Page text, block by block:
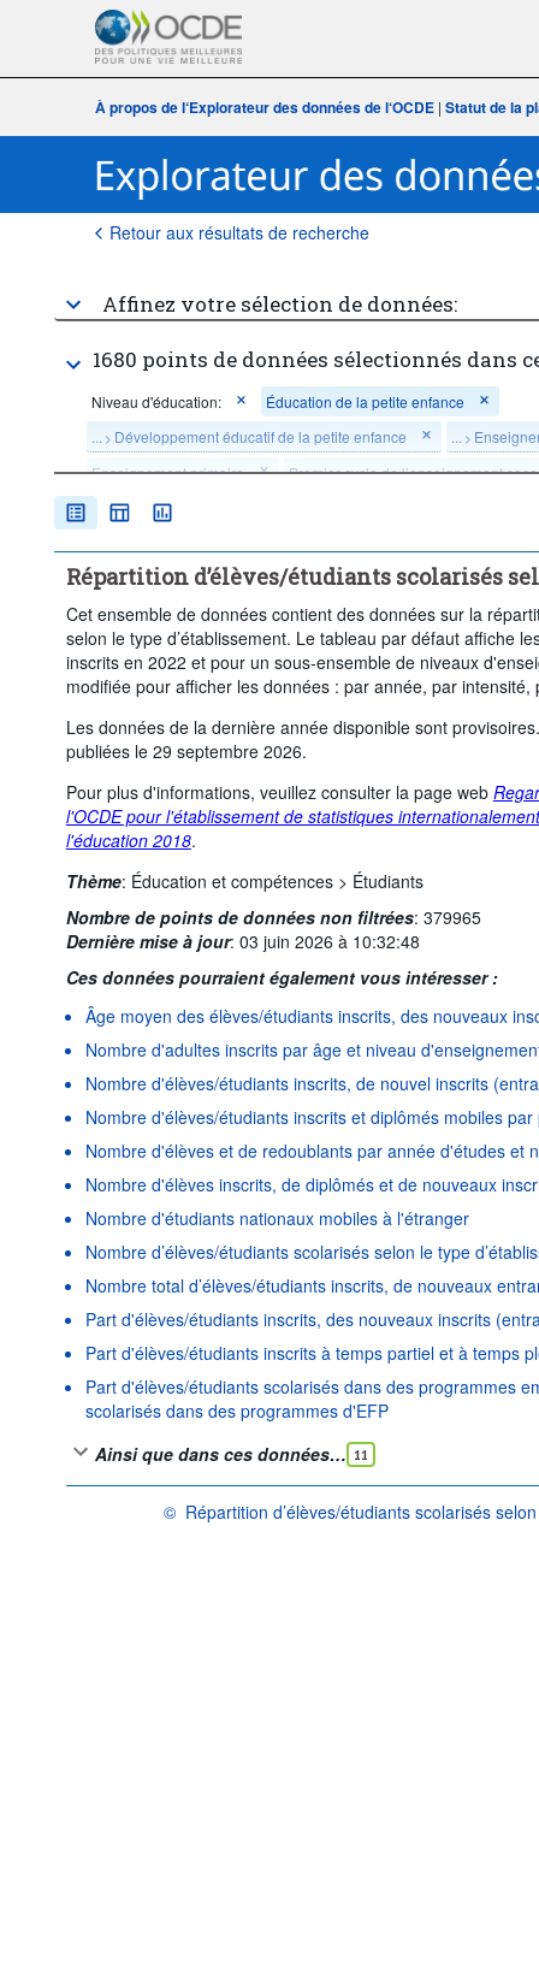
À propos de l‘Explorateur des données de l‘OCDE | Statut de la
Retour aux résultats de recherche
Affinez votre sélection de données:
1680 points de données sélectionnés dans
Niveau d'éducation:
Éducation de la petite enfance
... > Développement éducatif de la petite enfance ... >
Enseignement primaire
Premier cycle de l’enseignement
Deuxième cycle de l’enseignement secondaire
Mesure:
Étudiants
Type d'établissement d'enseignement:
Établissements
Établissements d'enseignement privés
...>Établissements d'enseignement privés dépendants du
>
Établissements d'enseignement privés indépendants
Sexe:
Total Fréquence d'observation:
Période de temps:
Début: 2024
Fin: 2024
Supprimer tout
Répartition d’élèves/étudiants scolarisés
Cet ensemble de données contient des données sur la
selon le type d’établissement. Le tableau par défaut affiche
inscrits en 2022 et pour un sous-ensemble de niveaux
modifiée pour afficher les données : par année, par
Les données de la dernière année disponible sont
publiées le 29 septembre 2026.
Pour plus d'informations, veuillez consulter la page web
l'OCDE pour l'établissement de statistiques
l'éducation 2018.
Thème: Éducation et compétences > Étudiants
Nombre de points de données non filtrées: 379965
Dernière mise à jour: 03 juin 2026 à 10:32:48
Ces données pourraient également vous intéresser :
Âge moyen des élèves/étudiants inscrits, des nouveaux
Nombre d'adultes inscrits par âge et niveau
Nombre d'élèves/étudiants inscrits, de nouvel inscrits
Nombre d'élèves/étudiants inscrits et diplômés mobiles
Nombre d'élèves et de redoublants par année d'études et
Nombre d'élèves inscrits, de diplômés et de nouveaux
Nombre d'étudiants nationaux mobiles à l'étranger
Nombre d’élèves/étudiants scolarisés selon le type
Nombre total d’élèves/étudiants inscrits, de nouveaux
Part d'élèves/étudiants inscrits, des nouveaux inscrits
Part d'élèves/étudiants inscrits à temps partiel et à temps
Part d'élèves/étudiants scolarisés dans des programmes
scolarisés dans des programmes d'EFP
Ainsi que dans ces données… 11
© Répartition d’élèves/étudiants scolarisés